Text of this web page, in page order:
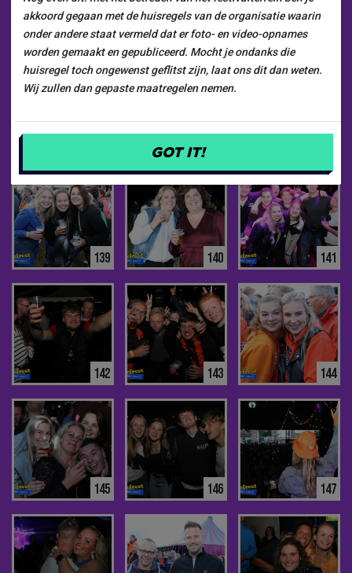
133 134
139 140 141
142 143 144
145 146 147
akkoord gegaan met de huisregels van de organisatie waarin
onder andere staat vermeld dat er foto- en video-opnames
worden gemaakt en gepubliceerd. Mocht je ondanks die
huisregel toch ongewenst geflitst zijn, laat ons dit dan weten.
Wij zullen dan gepaste maatregelen nemen.
GOT IT!